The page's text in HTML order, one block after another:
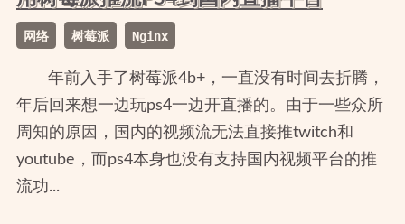
网络 树莓派 Nginx
年前入手了树莓派4b+，一直没有时间去折腾，
年后回来想一边玩ps4一边开直播的。由于一些众所
周知的原因，国内的视频流无法直接推twitch和
youtube，而ps4本身也没有支持国内视频平台的推
流功...